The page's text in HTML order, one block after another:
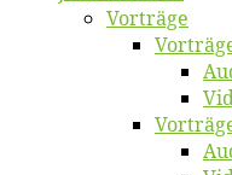
Vor­trä­ge